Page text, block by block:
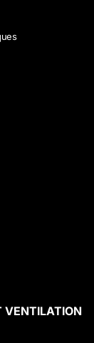
VENTILATION